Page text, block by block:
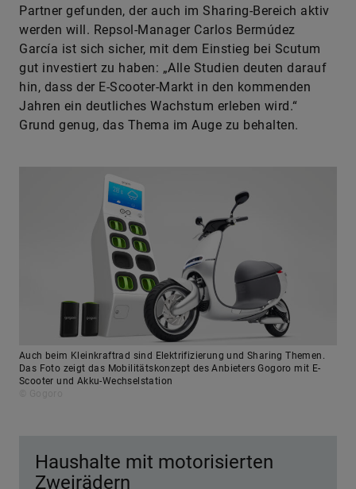
Partner gefunden, der auch im Sharing-Bereich aktiv
werden will. Repsol-Manager Carlos Bermúdez
García ist sich sicher, mit dem Einstieg bei Scutum
gut investiert zu haben: „Alle Studien deuten darauf
hin, dass der ­E-Scooter-Markt in den kommenden
Jahren ein deutliches Wachstum erleben wird.“
Grund genug, das Thema im Auge zu behalten.
Auch beim Kleinkraftrad sind Elektrifizierung und Sharing Themen.
Das Foto zeigt das Mobilitätskonzept des Anbieters Gogoro mit E-
Scooter und Akku-Wechselstation
Haushalte mit motorisierten
Zweirädern